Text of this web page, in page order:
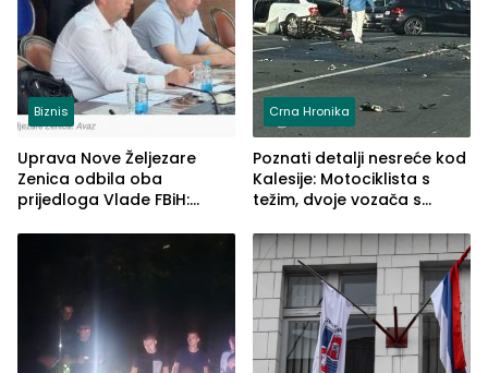
Biznis
Uprava Nove Željezare
Zenica odbila oba
prijedloga Vlade FBiH:
rješenje
Crna Hronika
Poznati detalji nesreće kod
Kalesije: Motociklista s
težim, dvoje vozača s